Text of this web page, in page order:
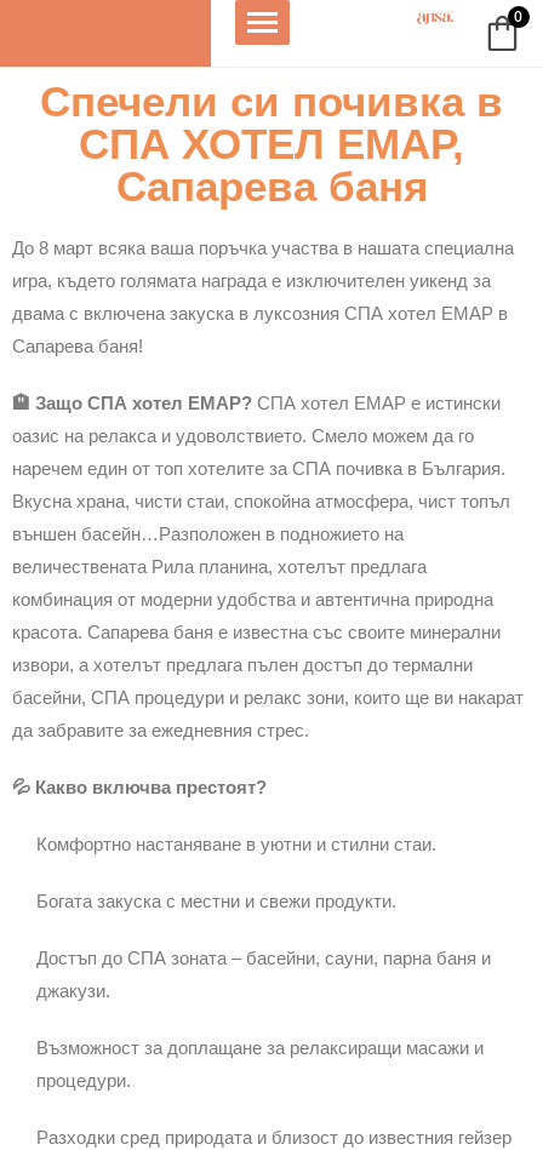
0
Спечели си почивка в
СПА ХОТЕЛ ЕМАР,
Сапарева баня
До 8 март всяка ваша поръчка участва в нашата специална
игра, където голямата награда е изключителен уикенд за
двама с включена закуска в луксозния СПА хотел ЕМАР в
Сапарева баня!
🏨 Защо СПА хотел ЕМАР? СПА хотел ЕМАР е истински
оазис на релакса и удоволствието. Смело можем да го
наречем един от топ хотелите за СПА почивка в България.
Вкусна храна, чисти стаи, спокойна атмосфера, чист топъл
външен басейн…Разположен в подножието на
величествената Рила планина, хотелът предлага
комбинация от модерни удобства и автентична природна
красота. Сапарева баня е известна със своите минерални
извори, а хотелът предлага пълен достъп до термални
басейни, СПА процедури и релакс зони, които ще ви накарат
да забравите за ежедневния стрес.
💦 Какво включва престоят?
Комфортно настаняване в уютни и стилни стаи.
Богата закуска с местни и свежи продукти.
Достъп до СПА зоната – басейни, сауни, парна баня и
джакузи.
Възможност за доплащане за релаксиращи масажи и
процедури.
Разходки сред природата и близост до известния гейзер